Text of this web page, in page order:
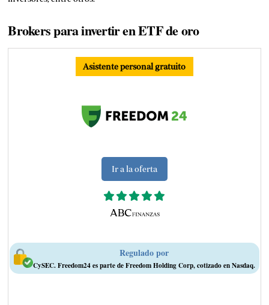
Brokers para invertir en ETF de oro
Asistente personal gratuito
Ir a la oferta
Regulado por
CySEC. Freedom24 es parte de Freedom Holding Corp, cotizado en Nasdaq.